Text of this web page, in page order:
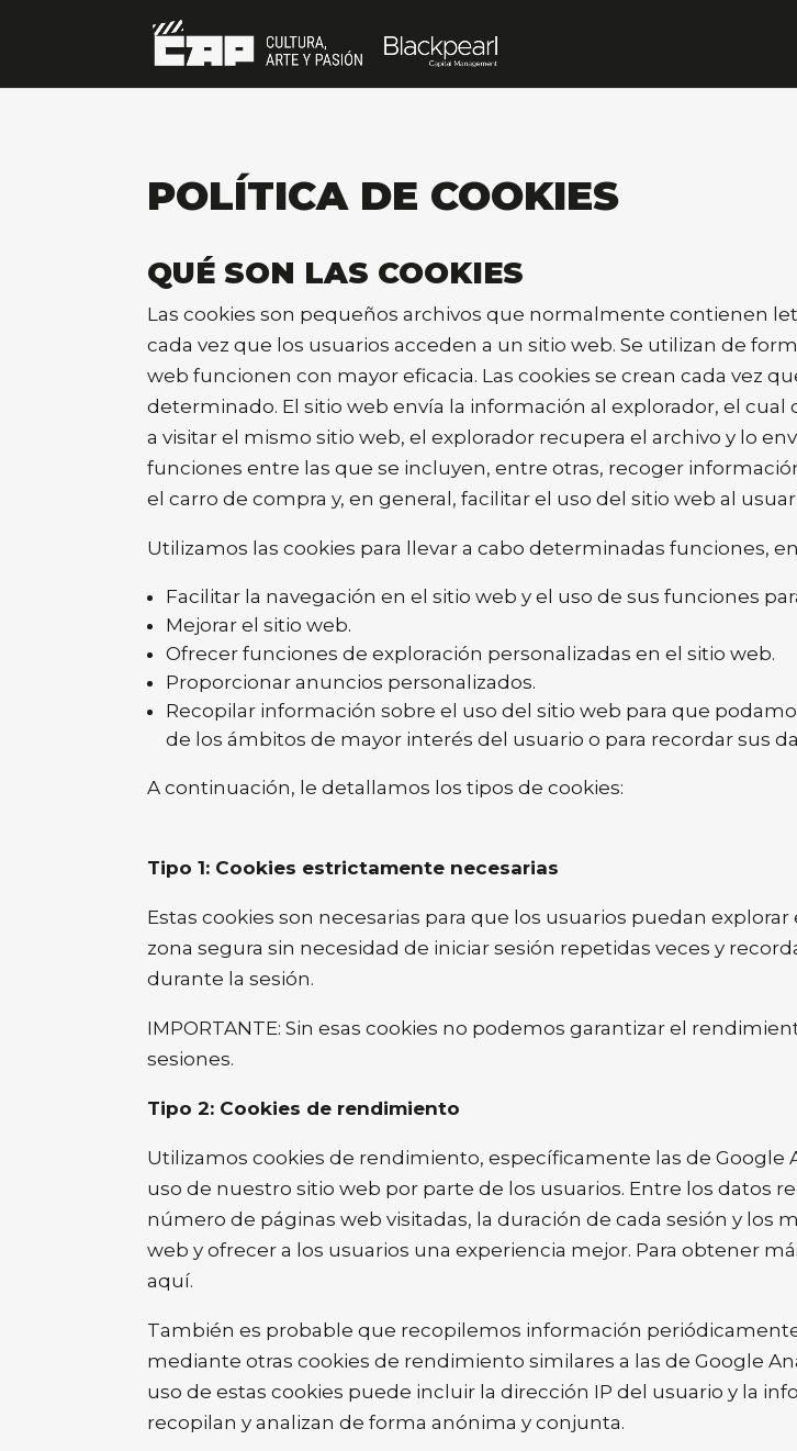
POLÍTICA DE COOKIES
QUÉ SON LAS COOKIES
Las cookies son pequeños archivos que normalmente contienen
cada vez que los usuarios acceden a un sitio web. Se utilizan de
web funcionen con mayor eficacia. Las cookies se crean cada vez
determinado. El sitio web envía la información al explorador, el cual
a visitar el mismo sitio web, el explorador recupera el archivo y lo
funciones entre las que se incluyen, entre otras, recoger
el carro de compra y, en general, facilitar el uso del sitio web al
Utilizamos las cookies para llevar a cabo determinadas funciones,
Facilitar la navegación en el sitio web y el uso de sus funciones
Mejorar el sitio web.
Ofrecer funciones de exploración personalizadas en el sitio web.
Proporcionar anuncios personalizados.
Recopilar información sobre el uso del sitio web para que
de los ámbitos de mayor interés del usuario o para recordar sus
A continuación, le detallamos los tipos de cookies:
Tipo 1: Cookies estrictamente necesarias
Estas cookies son necesarias para que los usuarios puedan
zona segura sin necesidad de iniciar sesión repetidas veces y
durante la sesión.
IMPORTANTE: Sin esas cookies no podemos garantizar el
sesiones.
Tipo 2: Cookies de rendimiento
Utilizamos cookies de rendimiento, específicamente las de Google
uso de nuestro sitio web por parte de los usuarios. Entre los datos
número de páginas web visitadas, la duración de cada sesión y los
web y ofrecer a los usuarios una experiencia mejor. Para obtener
aquí.
También es probable que recopilemos información
mediante otras cookies de rendimiento similares a las de Google
uso de estas cookies puede incluir la dirección IP del usuario y la
recopilan y analizan de forma anónima y conjunta.